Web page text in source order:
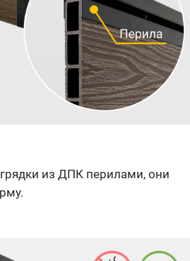
из ДПК перилами, они